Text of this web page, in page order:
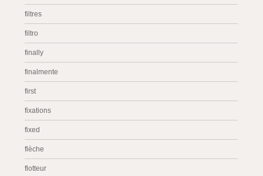
filtres
filtro
finally
finalmente
first
fixations
fixed
flèche
flotteur